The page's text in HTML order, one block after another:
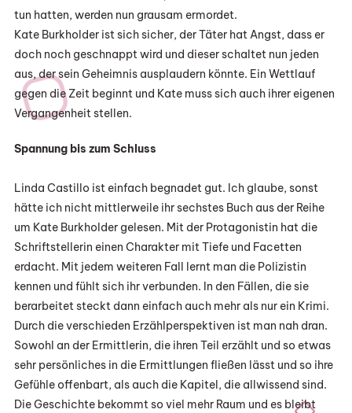
tun hatten, werden nun grausam ermordet.
Kate Burkholder ist sich sicher, der Täter hat Angst, dass er
doch noch geschnappt wird und dieser schaltet nun jeden
aus, der sein Geheimnis ausplaudern könnte. Ein Wettlauf
gegen die Zeit beginnt und Kate muss sich auch ihrer eigenen
Vergangenheit stellen.
Spannung bis zum Schluss
Linda Castillo ist einfach begnadet gut. Ich glaube, sonst
hätte ich nicht mittlerweile ihr sechstes Buch aus der Reihe
um Kate Burkholder gelesen. Mit der Protagonistin hat die
Schriftstellerin einen Charakter mit Tiefe und Facetten
erdacht. Mit jedem weiteren Fall lernt man die Polizistin
kennen und fühlt sich ihr verbunden. In den Fällen, die sie
berarbeitet steckt dann einfach auch mehr als nur ein Krimi.
Durch die verschieden Erzählperspektiven ist man nah dran.
Sowohl an der Ermittlerin, die ihren Teil erzählt und so etwas
sehr persönliches in die Ermittlungen fließen lässt und so ihre
Gefühle offenbart, als auch die Kapitel, die allwissend sind.
Die Geschichte bekommt so viel mehr Raum und es bleibt